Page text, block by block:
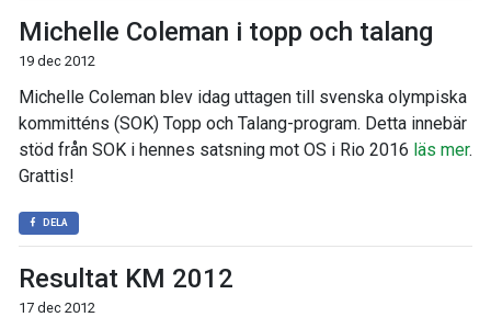
Michelle Coleman i topp och talang
19 dec 2012
Michelle Coleman blev idag uttagen till svenska olympiska
kommitténs (SOK) Topp och Talang-program. Detta innebär
stöd från SOK i hennes satsning mot OS i Rio 2016 läs mer.
Grattis!
DELA
Resultat KM 2012
17 dec 2012